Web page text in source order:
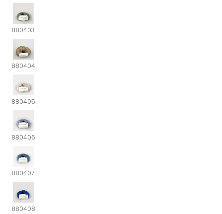
880403
880404
880405
880406
880407
880408